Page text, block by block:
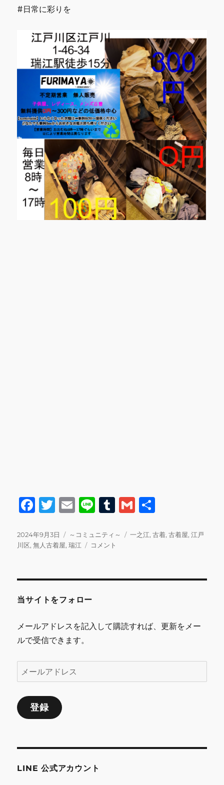
#日常に彩りを
F
c
e
o
o
T
it
te
E
ai
l
Li
e
T
m
G
ai
投
稿
2024年9月3日
カ
テ
～コミュニティ～
タ
一之江,古着,古着屋,江戸
川区,無人古着屋,瑞江
9
し
願
ま
年
に
コメント
当サイトをフォロー
メールアドレスを記入して購読すれば、更新をメー
ルで受信できます。
ー
ル
ア
ス
登録
LINE 公式アカウント